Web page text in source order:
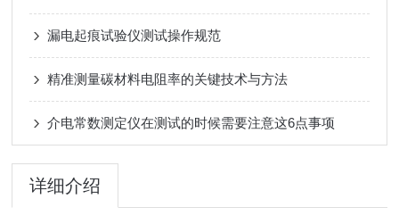
漏电起痕试验仪测试操作规范
精准测量碳材料电阻率的关键技术与方法
介电常数测定仪在测试的时候需要注意这6点事项
详细介绍